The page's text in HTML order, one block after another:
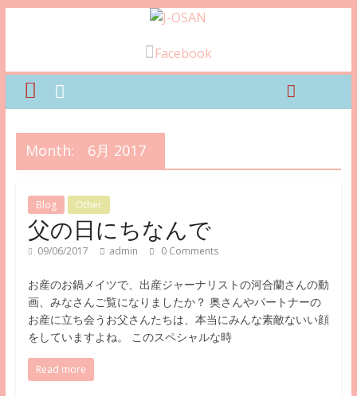
Facebook
Month: 6月 2017
Blog Other
父の日にちなんで
09/06/2017 admin 0 Comments
お産のお鍋メイツで、出産ジャーナリストの河合蘭さんの動
画、みなさんご覧になりましたか？ 奥さんやパートナーの
お産に立ち会うお父さんたちは、本当にみんな素敵ないい顔
をしていますよね。 このスペシャルな時
Read more